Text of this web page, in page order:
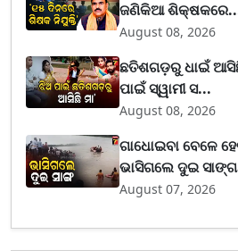
ଜଣିକିଆ
August 08, 2026
ଛତିଶଗଡ଼ରୁ ଧାଇଁ
ପାଇଁ ସ୍ୱାମୀ ସ...
August 08, 2026
ଗାଧୋଇବା ବେଳେ
ଭାସିଗଲେ ଦୁଇ ସାଙ୍ଗ
August 07, 2026